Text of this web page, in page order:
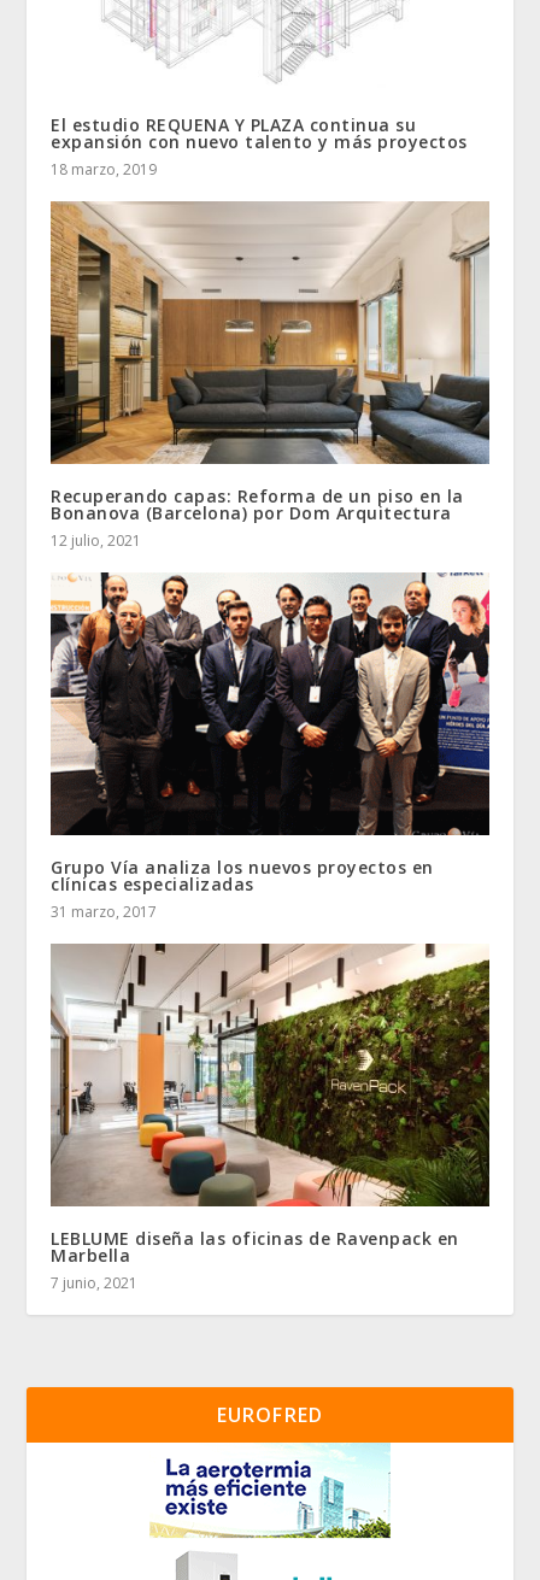
El estudio REQUENA Y PLAZA continua su
expansión con nuevo talento y más proyectos
18 marzo, 2019
Recuperando capas: Reforma de un piso en la
Bonanova (Barcelona) por Dom Arquitectura
12 julio, 2021
Grupo Vía analiza los nuevos proyectos en
clínicas especializadas
31 marzo, 2017
LEBLUME diseña las oficinas de Ravenpack en
Marbella
7 junio, 2021
EUROFRED